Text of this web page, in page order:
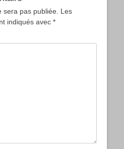
sera pas publiée. Les
indiqués avec *